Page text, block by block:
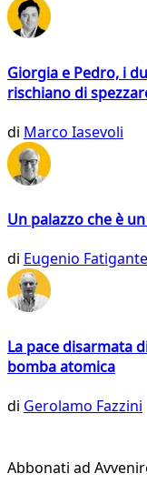
Giorgia e Pedro, i
rischiano di
di Marco Iasevoli
Un palazzo che è
di Eugenio Fatigante
La pace disarmata
bomba atomica
di Gerolamo Fazzini
Abbonati ad